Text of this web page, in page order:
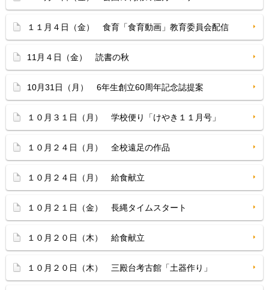
１１月４日（金） 食育「食育動画」教育委員会配信
11月４日（金） 読書の秋
10月31日（月） 6年生創立60周年記念誌提案
１０月３１日（月） 学校便り「けやき１１月号」
１０月２４日（月） 全校遠足の作品
１０月２４日（月） 給食献立
１０月２１日（金） 長縄タイムスタート
１０月２０日（木） 給食献立
１０月２０日（木） 三殿台考古館「土器作り」